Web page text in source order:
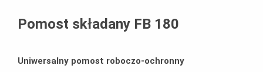
Broszury
Pomost składany FB 180
Uniwersalny pomost roboczo-ochronny